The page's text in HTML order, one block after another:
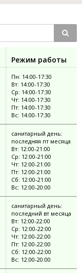
Режим работы
Пн: 14:00-17:30
Вт: 14:00-17:30
Ср: 14:00-17:30
Чт: 14:00-17:30
Пт: 14:00-17:30
Вс: 14:00-17:30
санитарный день:
последняя пт месяца
Вт: 12:00-21:00
Ср: 12:00-21:00
Чт: 12:00-21:00
Пт: 12:00-21:00
Сб: 12:00-21:00
Вс: 12:00-20:00
санитарный день:
последний вт месяца
Вт: 12:00-22:00
Ср: 12:00-22:00
Чт: 12:00-22:00
Пт: 12:00-22:00
Сб: 12:00-22:00
Вс: 12:00-20:00